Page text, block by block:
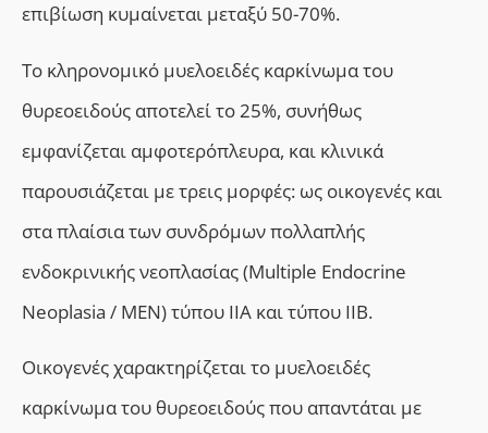
επιβίωση κυμαίνεται μεταξύ 50-70%.
Το κληρονομικό μυελοειδές καρκίνωμα του
θυρεοειδούς αποτελεί το 25%, συνήθως
εμφανίζεται αμφοτερόπλευρα, και κλινικά
παρουσιάζεται με τρεις μορφές: ως οικογενές και
στα πλαίσια των συνδρόμων πολλαπλής
ενδοκρινικής νεοπλασίας (Multiple Endocrine
Neoplasia / MEN) τύπου IIA και τύπου IIB.
Οικογενές χαρακτηρίζεται το μυελοειδές
καρκίνωμα του θυρεοειδούς που απαντάται με